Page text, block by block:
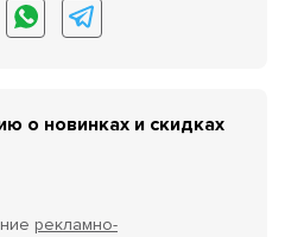
о новинках и скидках
рекламно-